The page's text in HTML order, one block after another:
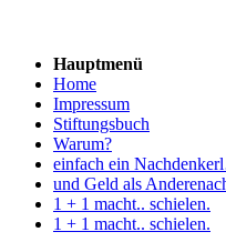
Hauptmenü
Home
Impressum
Stiftungsbuch
Warum?
einfach ein
und Geld als
1 + 1 macht.. schielen.
1 + 1 macht.. schielen.